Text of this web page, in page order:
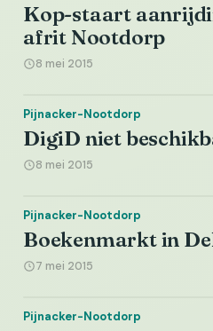
Kop-staart
afrit Nootdorp
8 mei 2015
Pijnacker-Nootdorp
DigiD niet
8 mei 2015
Pijnacker-Nootdorp
Boekenmarkt in
7 mei 2015
Pijnacker-Nootdorp